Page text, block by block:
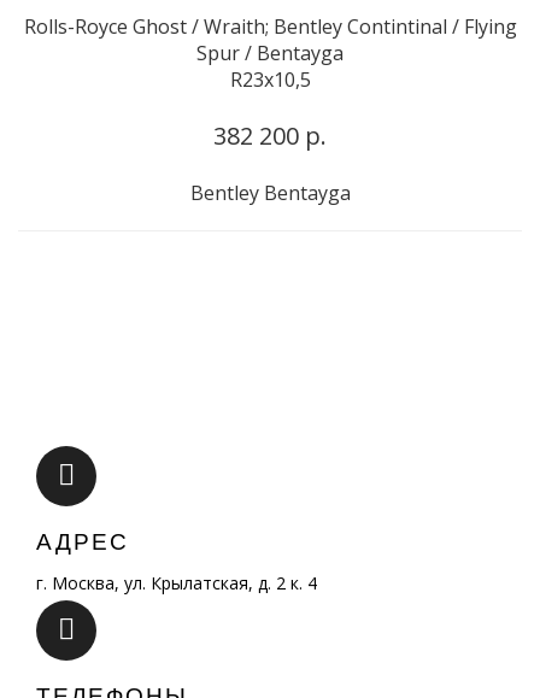
Rolls-Royce Ghost / Wraith; Bentley Contintinal / Flying
Spur / Bentayga
R23x10,5
382 200 р.
Bentley Bentayga
АДРЕС
г. Москва, ул. Крылатская, д. 2 к. 4